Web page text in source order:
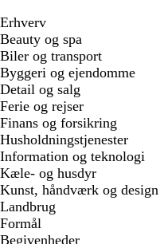
Erhverv
Beauty og spa
Biler og transport
Byggeri og ejendomme
Detail og salg
Ferie og rejser
Finans og forsikring
Husholdningstjenester
Information og teknologi
Kæle- og husdyr
Kunst, håndværk og design
Landbrug
Formål
Begivenheder